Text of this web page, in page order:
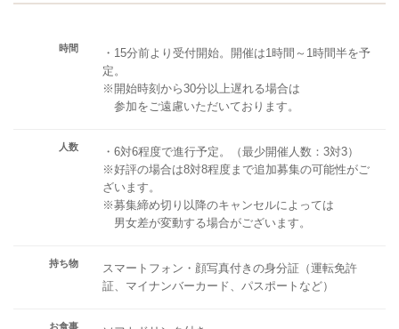
時間
・15分前より受付開始。開催は1時間～1時間半を予
定。
※開始時刻から30分以上遅れる場合は
参加をご遠慮いただいております。
人数
・6対6程度で進行予定。（最少開催人数：3対3）
※好評の場合は8対8程度まで追加募集の可能性がご
ざいます。
※募集締め切り以降のキャンセルによっては
男女差が変動する場合がございます。
持ち物
スマートフォン・顔写真付きの身分証（運転免許
証、マイナンバーカード、パスポートなど）
お食事